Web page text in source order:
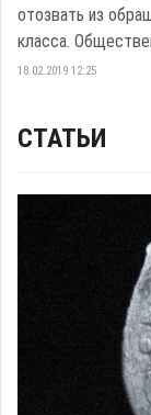
отозвать из
класса.
18.02.2019 12:25
СТАТЬИ